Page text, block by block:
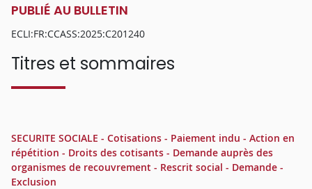
PUBLIÉ AU BULLETIN
ECLI:FR:CCASS:2025:C201240
Titres et sommaires
SECURITE SOCIALE - Cotisations - Paiement indu - Action en
répétition - Droits des cotisants - Demande auprès des
organismes de recouvrement - Rescrit social - Demande -
Exclusion